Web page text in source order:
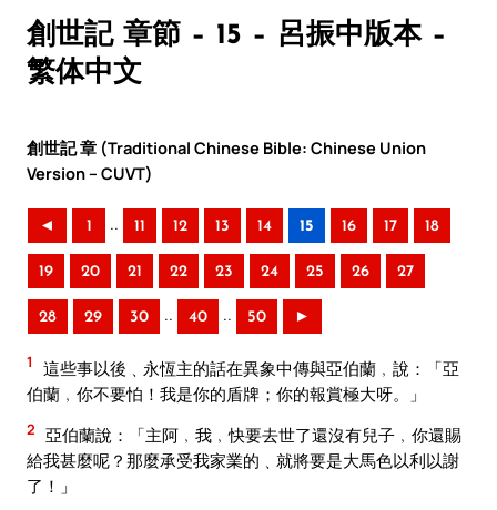
創世記 章節 – 15 – 呂振中版本 –
繁体中文
創世記 章 (Traditional Chinese Bible: Chinese Union
Version – CUVT)
◄ 1 .. 11 12 13 14 15 16 17 18
19 20 21 22 23 24 25 26 27
28 29 30 .. 40 .. 50 ►
1
這些事以後﹑永恆主的話在異象中傳與亞伯蘭﹐說：「亞
伯蘭﹐你不要怕！我是你的盾牌；你的報賞極大呀。」
2 亞伯蘭說：「主阿﹐我﹐快要去世了還沒有兒子﹐你還賜
給我甚麼呢？那麼承受我家業的﹑就將要是大馬色以利以謝
了！」